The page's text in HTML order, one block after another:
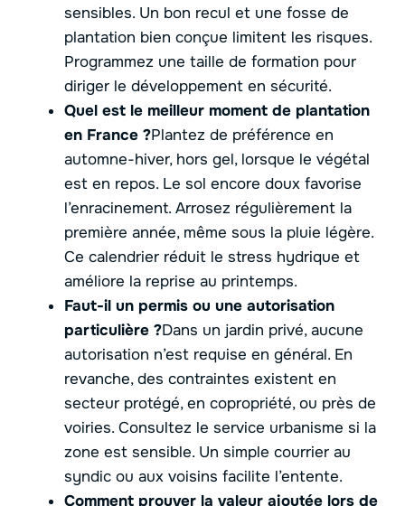
sensibles. Un bon recul et une fosse de
plantation bien conçue limitent les risques.
Programmez une taille de formation pour
diriger le développement en sécurité.
Quel est le meilleur moment de plantation
en France ?Plantez de préférence en
automne-hiver, hors gel, lorsque le végétal
est en repos. Le sol encore doux favorise
l’enracinement. Arrosez régulièrement la
première année, même sous la pluie légère.
Ce calendrier réduit le stress hydrique et
améliore la reprise au printemps.
Faut-il un permis ou une autorisation
particulière ?Dans un jardin privé, aucune
autorisation n’est requise en général. En
revanche, des contraintes existent en
secteur protégé, en copropriété, ou près de
voiries. Consultez le service urbanisme si la
zone est sensible. Un simple courrier au
syndic ou aux voisins facilite l’entente.
Comment prouver la valeur ajoutée lors de